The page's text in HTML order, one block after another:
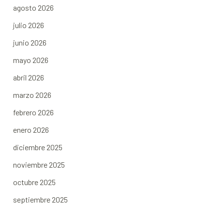
agosto 2026
julio 2026
junio 2026
mayo 2026
abril 2026
marzo 2026
febrero 2026
enero 2026
diciembre 2025
noviembre 2025
octubre 2025
septiembre 2025